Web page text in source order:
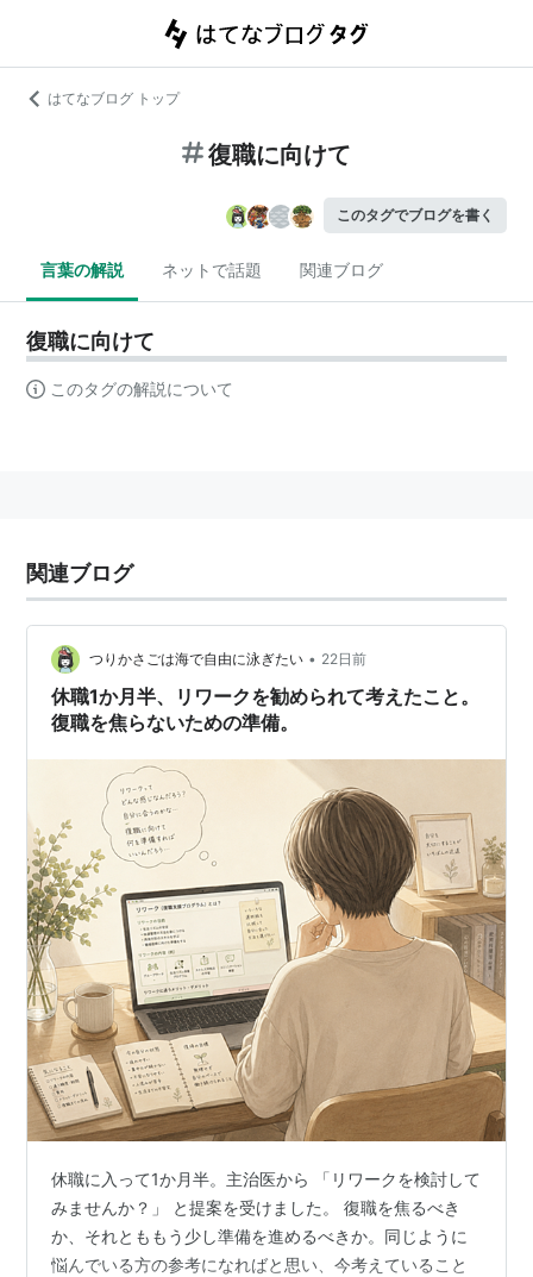
はてなブログ トップ
復職に向けて
このタグでブログを書く
言葉の解説 ネットで話題 関連ブログ
復職に向けて
このタグの解説について
関連ブログ
つりかさごは海で自由に泳ぎたい • 22日前
休職1か月半、リワークを勧められて考えたこと。
復職を焦らないための準備。
休職に入って1か月半。主治医から 「リワークを検討して
みませんか？」 と提案を受けました。 復職を焦るべき
か、それとももう少し準備を進めるべきか。同じように
悩んでいる方の参考になればと思い、今考えていること